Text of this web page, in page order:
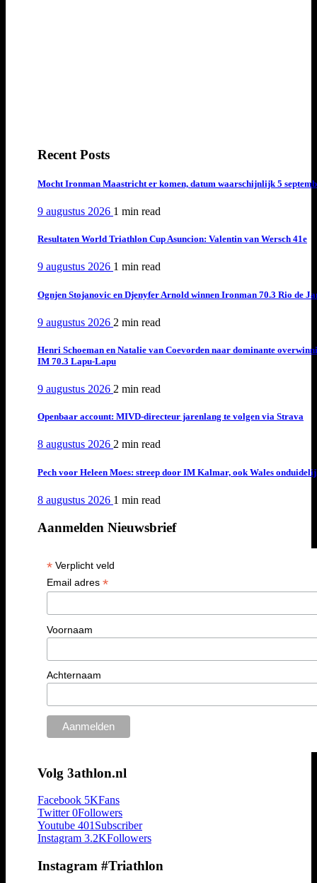
Recent Posts
Mocht Ironman Maastricht er komen, datum waarschijnlijk 5
9 augustus 2026 1 min read
Resultaten World Triathlon Cup Asuncion: Valentin van Wersch 41e
9 augustus 2026 1 min read
Ognjen Stojanovic en Djenyfer Arnold winnen Ironman 70.3 Rio de
9 augustus 2026 2 min read
Henri Schoeman en Natalie van Coevorden naar dominante
IM 70.3 Lapu-Lapu
9 augustus 2026 2 min read
Openbaar account: MIVD-directeur jarenlang te volgen via Strava
8 augustus 2026 2 min read
Pech voor Heleen Moes: streep door IM Kalmar, ook Wales
8 augustus 2026 1 min read
Aanmelden Nieuwsbrief
*Verplicht veld
Email adres *
Voornaam
Achternaam
Volg 3athlon.nl
Facebook 5KFans
Twitter 0Followers
Youtube 401 Subscriber
Instagram 3.2KFollowers
Instagram #Triathlon